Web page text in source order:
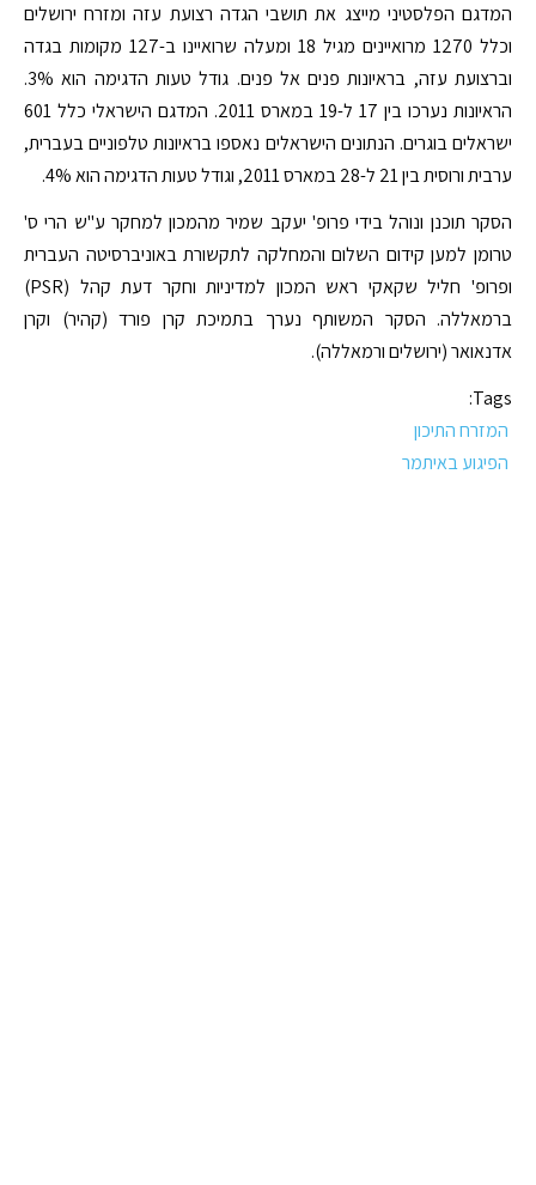
המדגם הפלסטיני מייצג את תושבי הגדה רצועת עזה ומזרח ירושלים
וכלל 1270 מרואיינים מגיל 18 ומעלה שרואיינו ב-127 מקומות בגדה
וברצועת עזה, בראיונות פנים אל פנים. גודל טעות הדגימה הוא 3%.
הראיונות נערכו בין 17 ל-19 במארס 2011. המדגם הישראלי כלל 601
ישראלים בוגרים. הנתונים הישראלים נאספו בראיונות טלפוניים בעברית,
ערבית ורוסית בין 21 ל-28 במארס 2011, וגודל טעות הדגימה הוא 4%.
הסקר תוכנן ונוהל בידי פרופ' יעקב שמיר מהמכון למחקר ע"ש הרי ס'
טרומן למען קידום השלום והמחלקה לתקשורת באוניברסיטה העברית
ופרופ' חליל שקאקי ראש המכון למדיניות וחקר דעת קהל (PSR)
ברמאללה. הסקר המשותף נערך בתמיכת קרן פורד (קהיר) וקרן
אדנאואר (ירושלים ורמאללה).
Tags:
המזרח התיכון
הפיגוע באיתמר